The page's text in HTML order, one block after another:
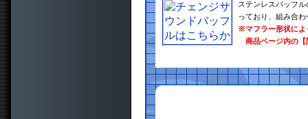
ステンレスバッフ
っており、組み合
※マフラー形状によ
商品ページ内の【